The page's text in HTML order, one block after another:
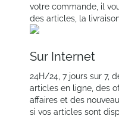
votre commande, il
des articles, la
Sur Internet
24H/24, 7 jours sur 7,
articles en ligne, des
affaires et des
si vos articles sont